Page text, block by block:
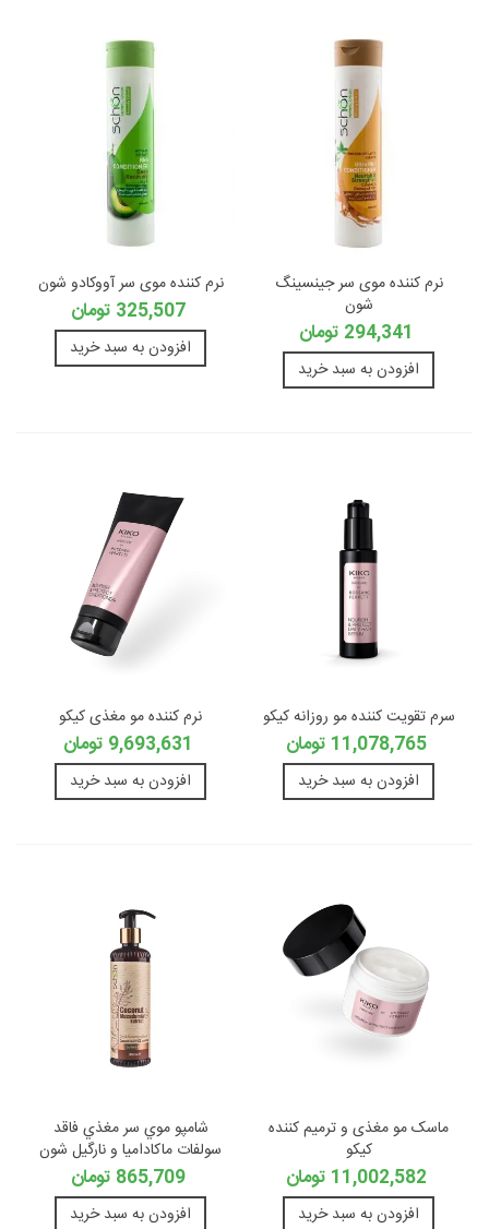
نرم کننده موی سر جینسینگ
شون
294,341 تومان
افزودن به سبد خرید
نرم کننده موی سر آووکادو شون
325,507 تومان
افزودن به سبد خرید
سرم تقویت کننده مو روزانه کیکو
11,078,765 تومان
افزودن به سبد خرید
نرم کننده مو مغذی کیکو
9,693,631 تومان
افزودن به سبد خرید
ماسک مو مغذی و ترمیم کننده
کیکو
11,002,582 تومان
افزودن به سبد خرید
شامپو موي سر مغذي فاقد
سولفات ماكاداميا و نارگيل شون
865,709 تومان
افزودن به سبد خرید